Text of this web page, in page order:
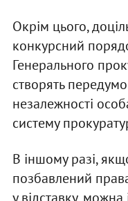
Окрім цього,
конкурсний
Генерального
створять
незалежності
систему
В іншому разі,
позбавлений
у відставку,